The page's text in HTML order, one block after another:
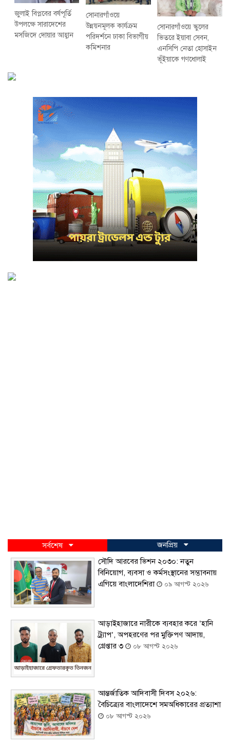
জুলাই বিপ্লবের বর্ষপূর্তি
উপলক্ষে সারাদেশের
মসজিদে দোয়ার আহ্বান
সোনারগাঁওয়ে
উন্নয়নমূলক কার্যক্রম
পরিদর্শনে ঢাকা বিভাগীয়
কমিশনার
সোনারগাঁওয়ে স্কুলের
ভিতরে ইয়াবা সেবন,
এনসিপি নেতা হোসাইন
ভূঁইয়াকে গণধোলাই
সর্বশেষ
জনপ্রিয়
সৌদি আরবের ভিশন ২০৩০: নতুন
বিনিয়োগ, ব্যবসা ও কর্মসংস্থানের সম্ভাবনায়
এগিয়ে বাংলাদেশিরা
০৯ আগস্ট ২০২৬
আড়াইহাজারে নারীকে ব্যবহার করে ‘হানি
ট্র্যাপ’, অপহরণের পর মুক্তিপণ আদায়,
গ্রেপ্তার ৩
০৮ আগস্ট ২০২৬
আন্তর্জাতিক আদিবাসী দিবস ২০২৬:
বৈচিত্র্যের বাংলাদেশে সমঅধিকারের প্রত্যাশা
০৮ আগস্ট ২০২৬